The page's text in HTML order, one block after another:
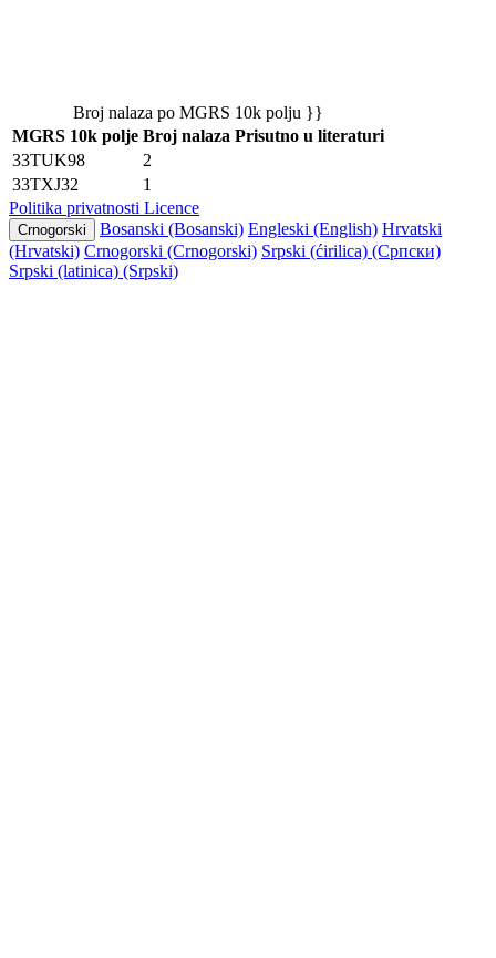
Broj nalaza po MGRS 10k polju }}
MGRS 10k polje Broj nalaza Prisutno u literaturi
33TUK98
2
33TXJ32
1
Politika privatnosti Licence
Crnogorski Bosanski (Bosanski) Engleski (English) Hrvatski
(Hrvatski) Crnogorski (Crnogorski) Srpski (ćirilica) (Српски)
Srpski (latinica) (Srpski)